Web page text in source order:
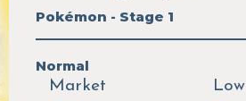
Pokémon - Stage 1
Normal
Market
Low